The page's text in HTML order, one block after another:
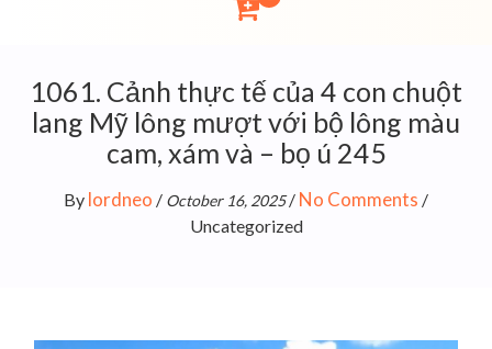
1061. Cảnh thực tế của 4 con chuột
lang Mỹ lông mượt với bộ lông màu
cam, xám và – bọ ú 245
By lordneo / October 16, 2025/ No Comments /
Uncategorized